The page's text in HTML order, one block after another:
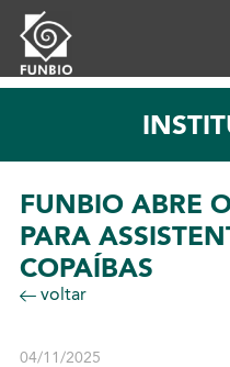
FUNBIO ABRE
PARA
COPAÍBAS
voltar
04/11/2025